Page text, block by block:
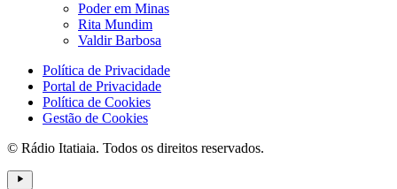
Poder em Minas
Rita Mundim
Valdir Barbosa
Política de Privacidade
Portal de Privacidade
Política de Cookies
Gestão de Cookies
© Rádio Itatiaia. Todos os direitos reservados.